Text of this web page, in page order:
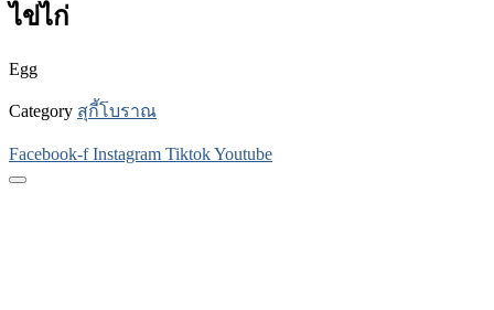
ไข่ไก่
Egg
Category สุกี้โบราณ
Facebook-f Instagram TiktokYoutube